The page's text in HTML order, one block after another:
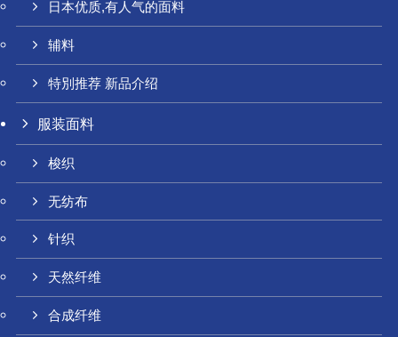
日本优质,有人气的面料
辅料
特別推荐 新品介绍
服装面料
梭织
无纺布
针织
天然纤维
合成纤维